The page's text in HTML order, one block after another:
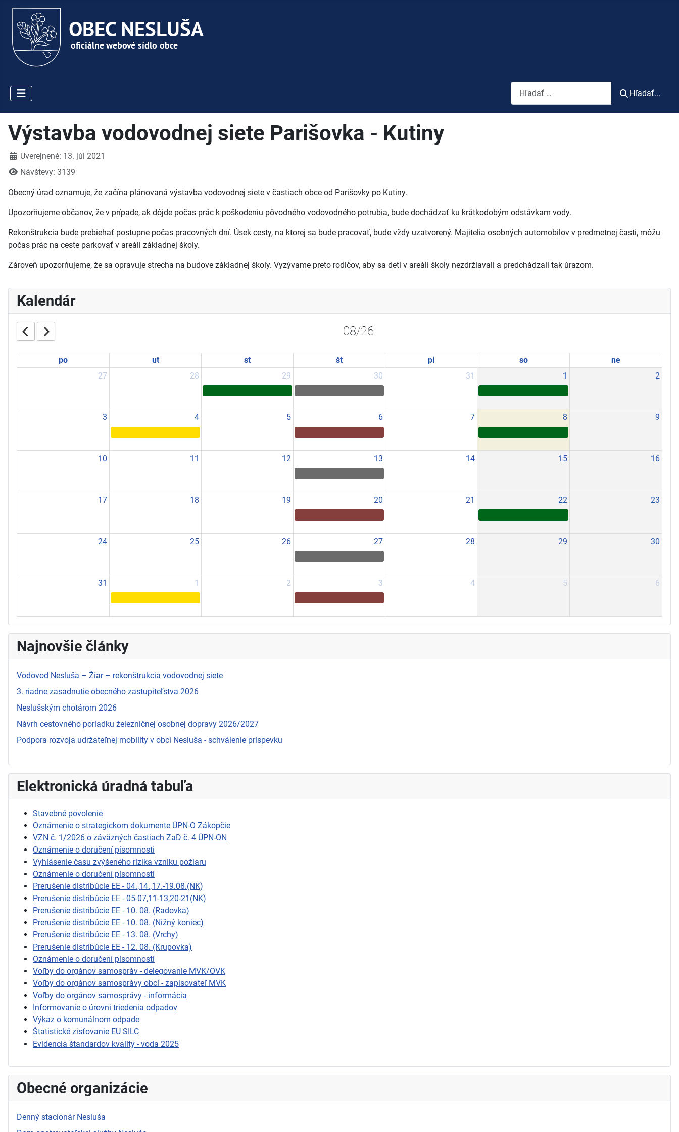
Vyhľadávanie
Hľadať...
Výstavba vodovodnej siete Parišovka - Kutiny
DetailyUverejnené: 13. júl 2021
Návštevy: 3139
Obecný úrad oznamuje, že začína plánovaná výstavba vodovodnej siete v častiach obce od Parišovky po Kutiny.
Upozorňujeme občanov, že v prípade, ak dôjde počas prác k poškodeniu pôvodného vodovodného potrubia, bude dochádzať ku krátkodobým odstávkam vody.
Rekonštrukcia bude prebiehať postupne počas pracovných dní. Úsek cesty, na ktorej sa bude pracovať, bude vždy uzatvorený. Majitelia osobných automobilov v predmetnej časti, môžu
počas prác na ceste parkovať v areáli základnej školy.
Zároveň upozorňujeme, že sa opravuje strecha na budove základnej školy. Vyzývame preto rodičov, aby sa deti v areáli školy nezdržiavali a predchádzali tak úrazom.
Kalendár
08/26
po ut st št pi so
ne
27
28 29 30 31 1 2
3 4 5 6 7 8 9
10 11 12 13 14 15 16
17 18 19 20 21 22 23
24 25 26 27 28 29 30
31 1 2 3 4 5 6
Najnovšie články
Vodovod Nesluša – Žiar – rekonštrukcia vodovodnej siete
3. riadne zasadnutie obecného zastupiteľstva 2026
Neslušským chotárom 2026
Návrh cestovného poriadku železničnej osobnej dopravy 2026/2027
Podpora rozvoja udržateľnej mobility v obci Nesluša - schválenie príspevku
Elektronická úradná tabuľa
Stavebné povolenie
Oznámenie o strategickom dokumente ÚPN-O Zákopčie
VZN č. 1/2026 o záväzných častiach ZaD č. 4 ÚPN-ON
Oznámenie o doručení písomnosti
Vyhlásenie času zvýšeného rizika vzniku požiaru
Oznámenie o doručení písomnosti
Prerušenie distribúcie EE - 04.,14.,17.-19.08.(NK)
Prerušenie distribúcie EE - 05-07,11-13,20-21(NK)
Prerušenie distribúcie EE - 10. 08. (Radovka)
Prerušenie distribúcie EE - 10. 08. (Nižný koniec)
Prerušenie distribúcie EE - 13. 08. (Vrchy)
Prerušenie distribúcie EE - 12. 08. (Krupovka)
Oznámenie o doručení písomnosti
Voľby do orgánov samospráv - delegovanie MVK/OVK
Voľby do orgánov samosprávy obcí - zapisovateľ MVK
Voľby do orgánov samosprávy - informácia
Informovanie o úrovni triedenia odpadov
Výkaz o komunálnom odpade
Štatistické zisťovanie EU SILC
Evidencia štandardov kvality - voda 2025
Obecné organizácie
Denný stacionár Nesluša